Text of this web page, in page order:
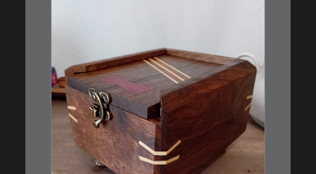
€39,00
Eine kleine, simple Schatulle
aus Nussbaum…